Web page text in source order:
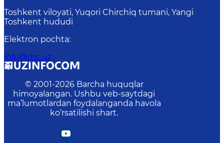
Toshkent viloyati, Yuqori Chirchiq tumani, Yangi
Toshkent hududi
Elektron pochta:
info@mc.uz
© 2001-2026 Barcha huquqlar
himoyalangan. Ushbu veb-saytdagi
ma’lumotlardan foydalanganda havola
ko‘rsatilishi shart.